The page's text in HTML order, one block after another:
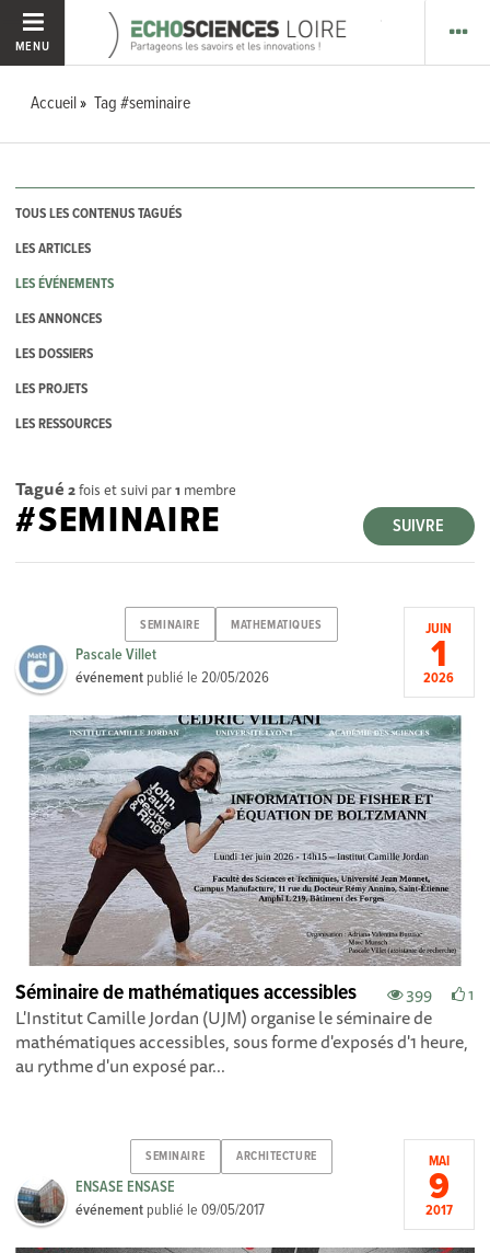
MENU
Accueil Tag #seminaire
TOUS LES CONTENUS TAGUÉS
LES ARTICLES
LES ÉVÉNEMENTS
LES ANNONCES
LES DOSSIERS
LES PROJETS
LES RESSOURCES
Tagué 2fois et suivi par1 membre
SUIVRE
#SEMINAIRE
SEMINAIRE MATHEMATIQUES
Pascale Villet
événement publié le20/05/2026
JUIN
1
2026
399 1
Séminaire de mathématiques accessibles
L'Institut Camille Jordan (UJM) organise le séminaire de
mathématiques accessibles, sous forme d'exposés d'1 heure,
au rythme d'un exposé par...
SEMINAIRE ARCHITECTURE
ENSASE ENSASE
événement publié le09/05/2017
MAI
9
2017